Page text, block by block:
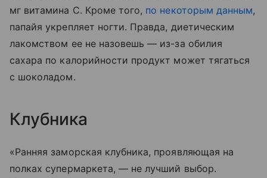
мг витамина С. Кроме того, по некоторым данным,
папайя укрепляет ногти. Правда, диетическим
лакомством ее не назовешь — из-за обилия
сахара по калорийности продукт может тягаться
с шоколадом.
Клубника
«Ранняя заморская клубника, проявляющая на
полках супермаркета, — не лучший выбор.